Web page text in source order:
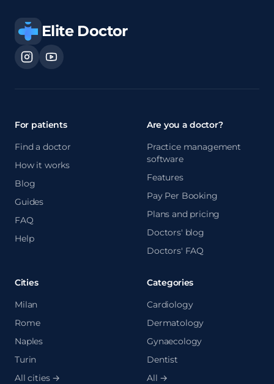
Elite Doctor
For patients
Find a doctor
How it works
Blog
Guides
FAQ
Help
Are you a doctor?
Practice management
software
Features
Pay Per Booking
Plans and pricing
Doctors' blog
Doctors' FAQ
Cities
Milan
Rome
Naples
Turin
All cities →
Categories
Cardiology
Dermatology
Gynaecology
Dentist
All →